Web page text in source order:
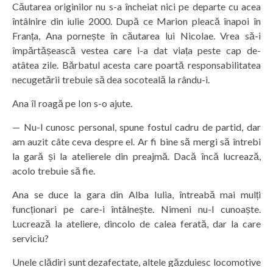
Căutarea originilor nu s-a încheiat nici pe departe cu acea
întâlnire din iulie 2000. După ce Marion pleacă înapoi în
Franța, Ana pornește în căutarea lui Nicolae. Vrea să-i
împărtășească vestea care i-a dat viața peste cap de-
atâtea zile. Bărbatul acesta care poartă responsabilitatea
necugetării trebuie să dea socoteală la rându-i.
Ana îl roagă pe Ion s-o ajute.
— Nu-l cunosc personal, spune fostul cadru de partid, dar
am auzit câte ceva despre el. Ar fi bine să mergi să întrebi
la gară și la atelierele din preajmă. Dacă încă lucrează,
acolo trebuie să fie.
Ana se duce la gara din Alba Iulia, întreabă mai mulți
funcționari pe care-i întâlnește. Nimeni nu-l cunoaște.
Lucrează la ateliere, dincolo de calea ferată, dar la care
serviciu?
Unele clădiri sunt dezafectate, altele găzduiesc locomotive